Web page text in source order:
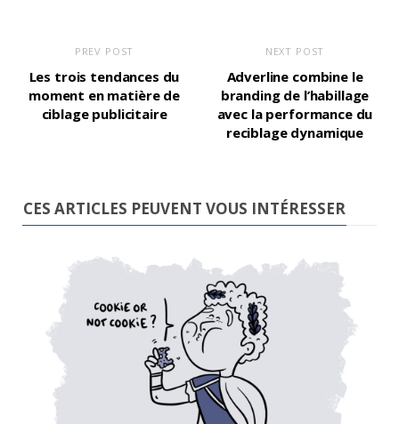
PREV POST
Les trois tendances du
moment en matière de
ciblage publicitaire
NEXT POST
Adverline combine le
branding de l’habillage
avec la performance du
reciblage dynamique
CES ARTICLES PEUVENT VOUS INTÉRESSER